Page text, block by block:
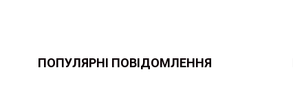
ПОПУЛЯРНІ ПОВІДОМЛЕННЯ